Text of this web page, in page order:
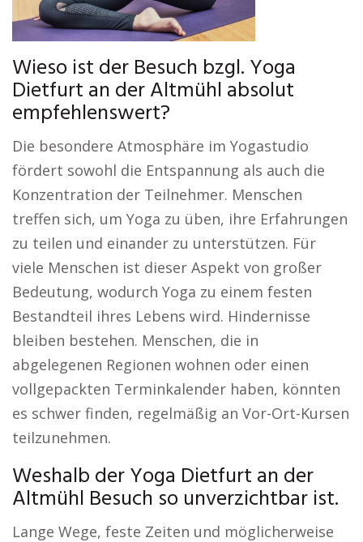
Wieso ist der Besuch bzgl. Yoga
Dietfurt an der Altmühl absolut
empfehlenswert?
Die besondere Atmosphäre im Yogastudio
fördert sowohl die Entspannung als auch die
Konzentration der Teilnehmer. Menschen
treffen sich, um Yoga zu üben, ihre Erfahrungen
zu teilen und einander zu unterstützen. Für
viele Menschen ist dieser Aspekt von großer
Bedeutung, wodurch Yoga zu einem festen
Bestandteil ihres Lebens wird. Hindernisse
bleiben bestehen. Menschen, die in
abgelegenen Regionen wohnen oder einen
vollgepackten Terminkalender haben, könnten
es schwer finden, regelmäßig an Vor-Ort-Kursen
teilzunehmen.
Weshalb der Yoga Dietfurt an der
Altmühl Besuch so unverzichtbar ist.
Lange Wege, feste Zeiten und möglicherweise